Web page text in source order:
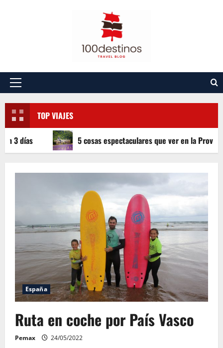
Menú
TOP VIAJES
5 cosas espectaculares que ver en la Provenza
España
Ruta en coche por País Vasco
Pemax 24/05/2022